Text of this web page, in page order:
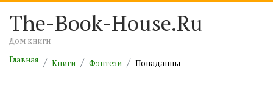
The-Book-House.Ru
Дом книги
Главная
Книги Фэнтези Попаданцы